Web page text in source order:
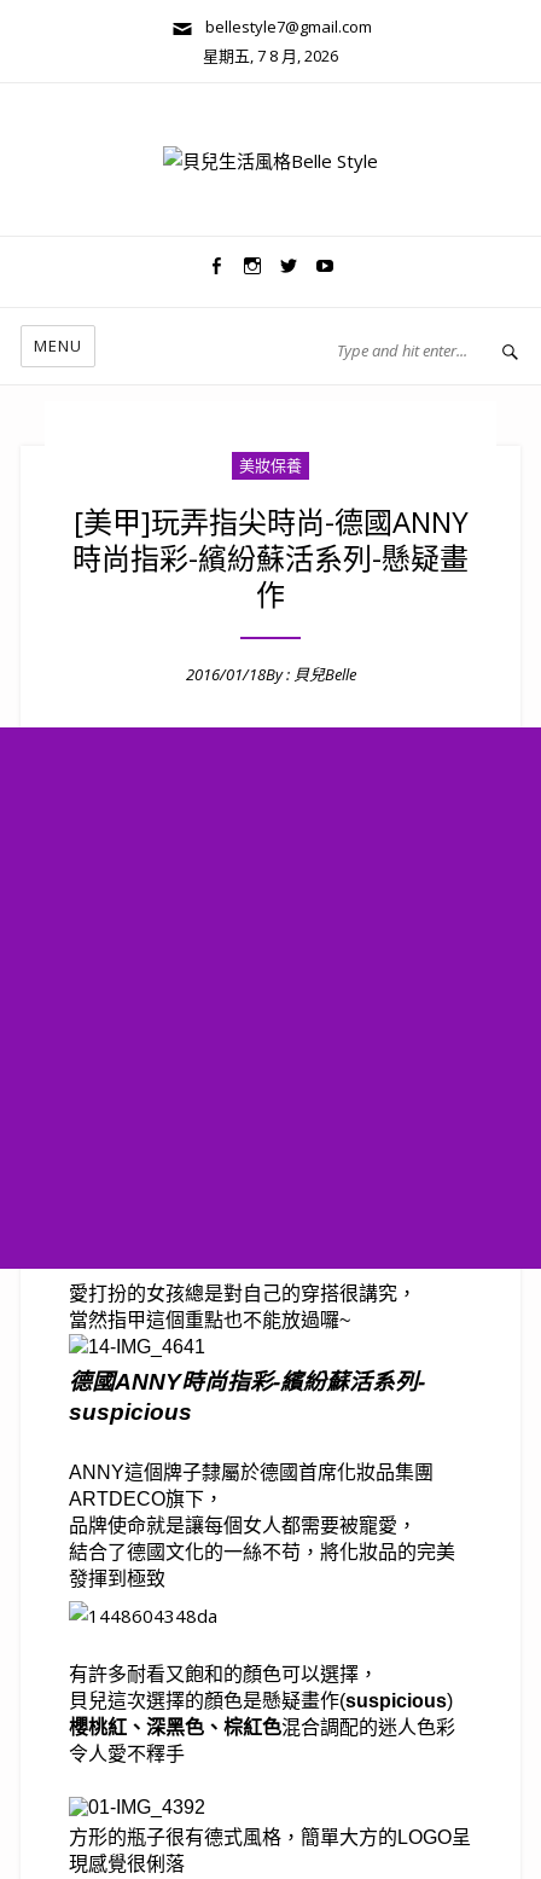
bellestyle7@gmail.com
星期五, 7 8 月, 2026
MENU
美妝保養
[美甲]玩弄指尖時尚-德國ANNY
時尚指彩-繽紛蘇活系列-懸疑畫
作
2016/01/18By : 貝兒Belle
愛打扮的女孩總是對自己的穿搭很講究，
當然指甲這個重點也不能放過囉~
德國ANNY時尚指彩-繽紛蘇活系列-
suspicious
ANNY這個牌子隸屬於德國首席化妝品集團
ARTDECO旗下，
品牌使命就是讓每個女人都需要被寵愛，
結合了德國文化的一絲不苟，將化妝品的完美
發揮到極致
有許多耐看又飽和的顏色可以選擇，
貝兒這次選擇的顏色是懸疑畫作(suspicious)
櫻桃紅、深黑色、棕紅色混合調配的迷人色彩
令人愛不釋手
方形的瓶子很有德式風格，簡單大方的LOGO呈
現感覺很俐落